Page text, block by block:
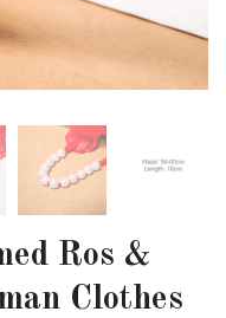
Ros &
Clothes